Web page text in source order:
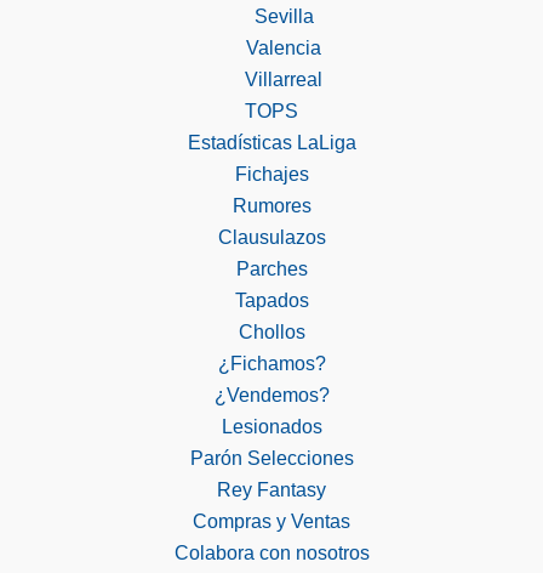
Sevilla
Valencia
Villarreal
TOPS
Estadísticas LaLiga
Fichajes
Rumores
Clausulazos
Parches
Tapados
Chollos
¿Fichamos?
¿Vendemos?
Lesionados
Parón Selecciones
Rey Fantasy
Compras y Ventas
Colabora con nosotros